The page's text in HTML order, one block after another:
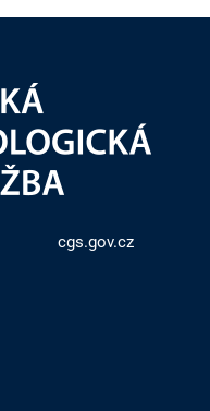
cgs.gov.cz